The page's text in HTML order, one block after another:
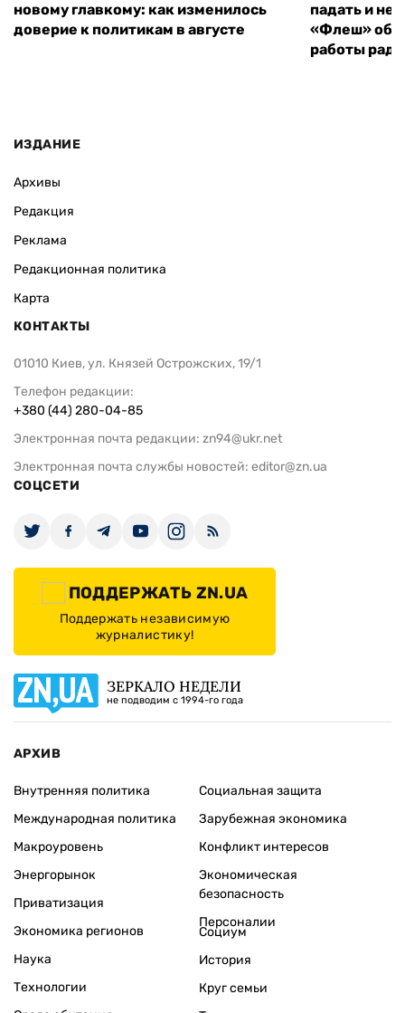
новому главкому: как изменилось
доверие к политикам в августе
падать и не
«Флеш»
работы
ИЗДАНИЕ
Архивы
Редакция
Реклама
Редакционная политика
Карта
КОНТАКТЫ
01010 Киев, ул. Князей Острожских, 19/1
Телефон редакции:
+380 (44) 280-04-85
Электронная почта редакции: zn94@ukr.net
Электронная почта службы новостей: editor@zn.ua
СОЦСЕТИ
ПОДДЕРЖАТЬ ZN.UA
Поддержать независимую
журналистику!
ЗЕРКАЛО НЕДЕЛИ
не подводим с 1994-го года
АРХИВ
Внутренняя политика
Международная политика
Макроуровень
Энергорынок
Приватизация
Экономика регионов
Социальная защита
Зарубежная экономика
Конфликт интересов
Экономическая
безопасность
Персоналии
Наука
Технологии
Социум
История
Круг семьи